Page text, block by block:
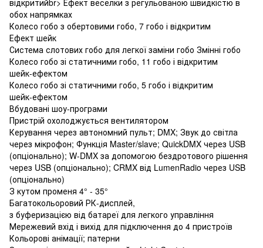
обох напрямках
Колесо гобо з обертовими гобо, 7 гобо і відкритим
Ефект шейк
Система слотових гобо для легкої заміни гобо Змінні гобо
Колесо гобо зі статичними гобо, 11 гобо і відкритим
шейк-ефектом
Колесо гобо зі статичними гобо, 5 гобо і відкритим
шейк-ефектом
Вбудовані шоу-програми
Пристрій охолоджується вентилятором
Керування через автономний пульт; DMX; Звук до світла
через мікрофон; Функція Master/slave; QuickDMX через USB
(опціонально); W-DMX за допомогою бездротового рішення
через USB (опціонально); CRMX від LumenRadio через USB
(опціонально)
З кутом променя 4° - 35°
Багатокольоровий РК-дисплей,
з буферизацією від батареї для легкого управління
Мережевий вхід і вихід для підключення до 4 пристроїв
Кольорові анімації; патерни